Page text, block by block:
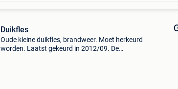
Duikfles
Oude kleine duikfles, brandweer. Moet herkeurd
worden. Laatst gekeurd in 2012/09. De